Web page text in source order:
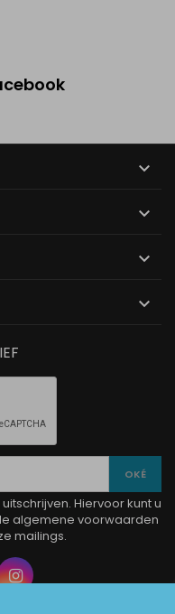




Hiervoor kunt u
algemene voorwaarden
mailings.
Instagram